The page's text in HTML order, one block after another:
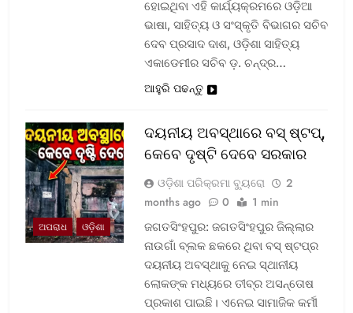
ହୋଇଥିବା ଏହି କାର୍ଯ୍ୟକ୍ରମରେ ଓଡ଼ିଆ
ଭାଷା, ସାହିତ୍ୟ ଓ ସଂସ୍କୃତି ବିଭାଗର ସଚିବ
ଦେବ ପ୍ରସାଦ ଦାଶ, ଓଡ଼ିଶା ସାହିତ୍ୟ
ଏକାଡେମୀର ସଚିବ ଡ଼. ଚନ୍ଦ୍ର…
ଆହୁରି ପଢନ୍ତୁ
ଅପରାଧ ଓଡ଼ିଶା
ଦୟନୀୟ ଅବସ୍ଥାରେ ବସ୍‌ ଷ୍ଟପ୍‌,
କେବେ ଦୃଷ୍ଟି ଦେବେ ସରକାର
ଓଡ଼ିଶା ପରିକ୍ରମା ବ୍ୟୁରୋ
2
months ago
0 1 min
ଜଗତସିଂହପୁର: ଜଗତସିଂହପୁର ଜିଲ୍ଲାର
ନାଉଗାଁ ବ୍ଲକ ଛକରେ ଥିବା ବସ୍‌ ଷ୍ଟପ୍‌ର
ଦୟନୀୟ ଅବସ୍ଥାକୁ ନେଇ ସ୍ଥାନୀୟ
ଲୋକଙ୍କ ମଧ୍ୟରେ ତୀବ୍ର ଅସନ୍ତୋଷ
ପ୍ରକାଶ ପାଇଛି। ଏନେଇ ସାମାଜିକ କର୍ମୀ